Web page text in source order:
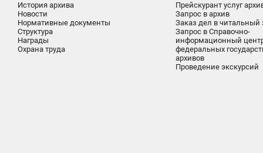
История архива
Новости
Нормативные документы
Структура
Награды
Охрана труда
Прейскурант услуг
Запрос в архив
Заказ дел в читальный
Запрос в Справочно-
информационный
федеральных
архивов
Проведение экскурсий